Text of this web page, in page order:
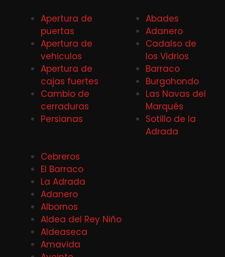
Apertura de
puertas
Apertura de
vehiculos
Apertura de
cajas fuertes
Cambio de
cerraduras
Persianas
Abades
Adanero
Cadalso de
los Vidrios
Barraco
Burgohondo
Las Navas del
Marqués
Sotillo de la
Adrada
Cebreros
El Barraco
La Adrada
Adanero
Albornos
Aldea del Rey Niño
Aldeaseca
Amavida